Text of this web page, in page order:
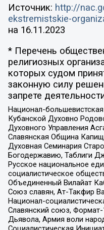
Источник: http://
ekstremistskie-
на 16.11.2023
* Перечень
религиозных
которых судом
законную силу
запрете
Национал-
Кубанской Духовно
Духовного Управления
Славянская Община
Духовная Семинария
Богодержавию, Таблиги
Русское национальное
социалистическое
Объединенный Вилайат
Союз славян, Ат-Такфир
Национал-
Славянский союз,
Дьявола, Армия воли